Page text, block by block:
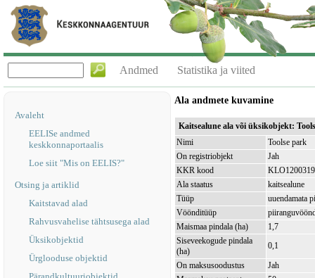
Andmed Statistika ja viited
Avaleht
EELISe andmed
keskkonnaportaalis
Loe siit "Mis on EELIS?"
Otsing ja artiklid
Kaitstavad alad
Rahvusvahelise tähtsusega alad
Üksikobjektid
Ürglooduse objektid
Ala andmete kuvamine
Kaitsealune ala või üksikobjekt:
Nimi
Toolse park
On registriobjekt
Jah
KKR kood
KLO1200319
Ala staatus
kaitsealune
Tüüp
uuendamata
Vöönditüüp
Maismaa pindala (ha)
1,7
Siseveekogude pindala
(ha)
0,1
On maksusoodustus
Jah